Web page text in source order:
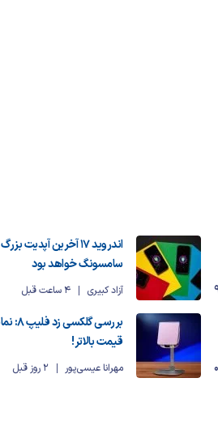
اندروید ۱۷ آخرین
سامسونگ خواهد بود
آزاد کبیری 4 ساعت قبل
0
قیمت بالاتر!
مهرانا عیسی‌پور 2 روز قبل